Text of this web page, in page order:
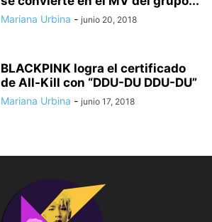
Mariana Urbina - junio 20, 2018
BLACKPINK logra el certificado
de All-Kill con “DDU-DU DDU-DU”
Mariana Urbina - junio 17, 2018